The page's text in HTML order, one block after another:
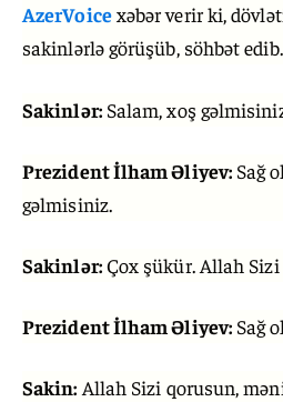
AzerVoicexəbər verir ki,
sakinlərlə görüşüb, söhbət edib.
Sakinlər:Salam, xoş
Prezident İlham Əliyev:Sağ
gəlmisiniz.
Sakinlər:Çox şükür. Allah Sizi
Prezident İlham Əliyev:Sağ
Sakin: Allah Sizi qorusun,